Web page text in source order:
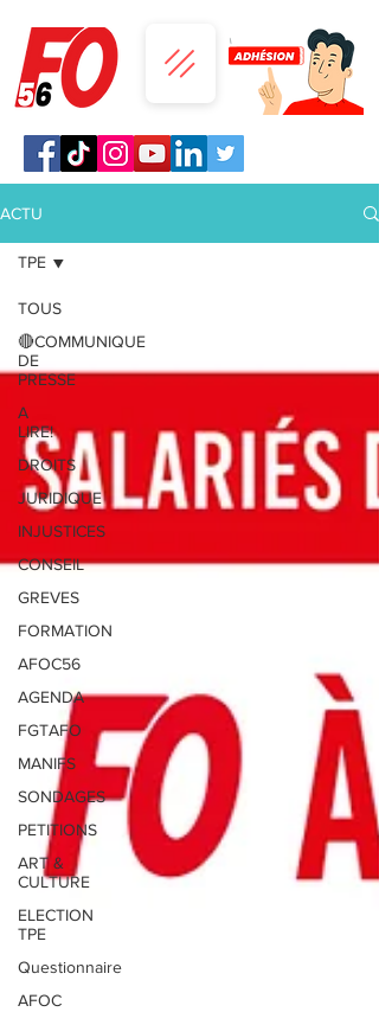
ACTU
TOUS
🔴COMMUNIQUE
DE
PRESSE
A
LIRE!
DROITS
JURIDIQUE
INJUSTICES
CONSEIL
GREVES
FORMATION
AFOC56
AGENDA
FGTAFO
MANIFS
SONDAGES
PETITIONS
ART &
CULTURE
ELECTION
TPE
Questionnaire
AFOC
TPE